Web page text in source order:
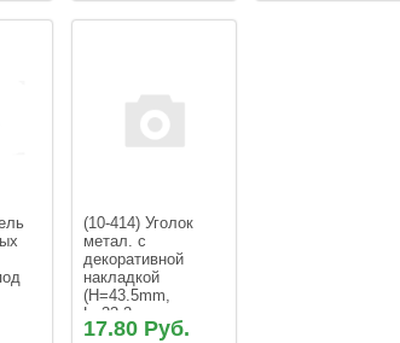
(10-414) Уголок
метал. с
декоративной
накладкой
(H=43.5mm,
L=33.3mm,
W=49mm) черный
17.80 Руб.